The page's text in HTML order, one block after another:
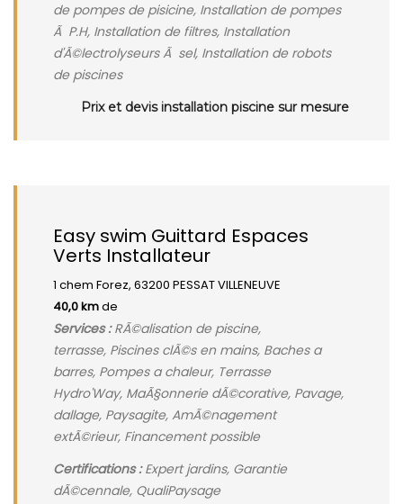
de pompes de pisicine, Installation de pompes
Ã P.H, Installation de filtres, Installation
d'Ã©lectrolyseurs Ã sel, Installation de robots
de piscines
Prix et devis installation piscine sur mesure
Easy swim Guittard Espaces
Verts Installateur
1 chem Forez, 63200 PESSAT VILLENEUVE
40,0 kmde
Services :RÃ©alisation de piscine,
terrasse, Piscines clÃ©s en mains, Baches a
barres, Pompes a chaleur, Terrasse
Hydro'Way, MaÃ§onnerie dÃ©corative, Pavage,
dallage, Paysagite, AmÃ©nagement
extÃ©rieur, Financement possible
Certifications :Expert jardins, Garantie
dÃ©cennale, QualiPaysage